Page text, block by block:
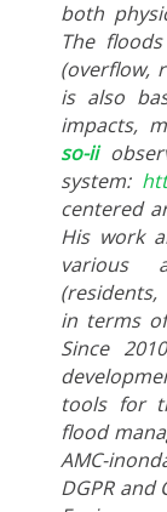
both
The
(overflow,
is also
impacts,
so-ii
system:
centered
His work
various
in terms
Since
tools for
flood
AMC-
DGPR and